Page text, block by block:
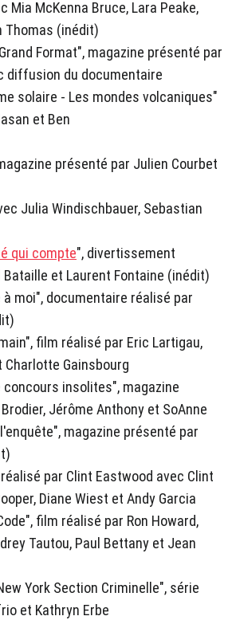
Mia McKenna Bruce, Lara Peake,
Thomas (inédit)
Format", magazine présenté par
diffusion du documentaire
solaire - Les mondes volcaniques"
et Ben
présenté par Julien Courbet
Julia Windischbauer, Sebastian
qui compte", divertissement
et Laurent Fontaine (inédit)
à moi", documentaire réalisé par
film réalisé par Eric Lartigau,
Charlotte Gainsbourg
concours insolites", magazine
Jérôme Anthony et SoAnne
magazine présenté par
par Clint Eastwood avec Clint
Diane Wiest et Andy Garcia
film réalisé par Ron Howard,
Tautou, Paul Bettany et Jean
York Section Criminelle", série
et Kathryn Erbe